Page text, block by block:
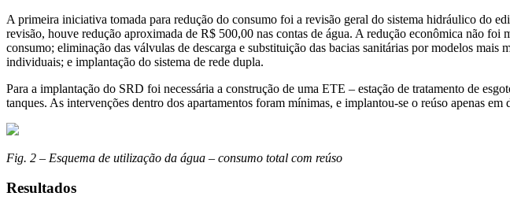
A primeira iniciativa tomada para redução do consumo foi a revisão geral do sistema hidráulico do
revisão, houve redução aproximada de R$ 500,00 nas contas de água. A redução econômica não
consumo; eliminação das válvulas de descarga e substituição das bacias sanitárias por modelos
individuais; e implantação do sistema de rede dupla.
Para a implantação do SRD foi necessária a construção de uma ETE – estação de tratamento de
tanques. As intervenções dentro dos apartamentos foram mínimas, e implantou-se o reúso apenas
Fig. 2 – Esquema de utilização da água – consumo total com reúso
Resultados